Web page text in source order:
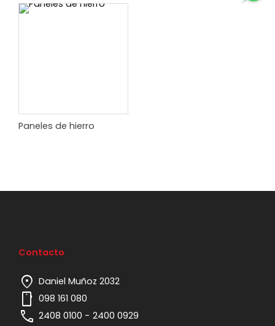
Paneles de hierro
Contacto
location_on Daniel Muñoz 2032
mobile 098 161 080
phone 2408 0100 - 2400 0929